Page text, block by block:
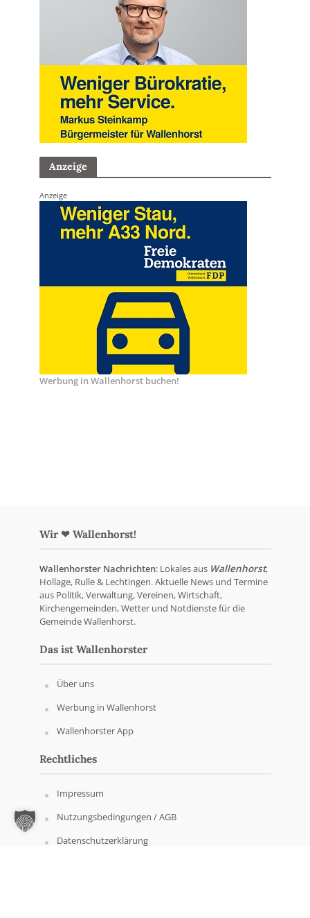
Anzeige
Anzeige
Werbung in Wallenhorst buchen!
Wir ❤ Wallenhorst!
Wallenhorster Nachrichten: Lokales aus Wallenhorst,
Hollage, Rulle & Lechtingen. Aktuelle News und Termine
aus Politik, Verwaltung, Vereinen, Wirtschaft,
Kirchengemeinden, Wetter und Notdienste für die
Gemeinde Wallenhorst.
Das ist Wallenhorster
Über uns
Werbung in Wallenhorst
Wallenhorster App
Rechtliches
Impressum
Nutzungsbedingungen / AGB
Datenschutzerklärung